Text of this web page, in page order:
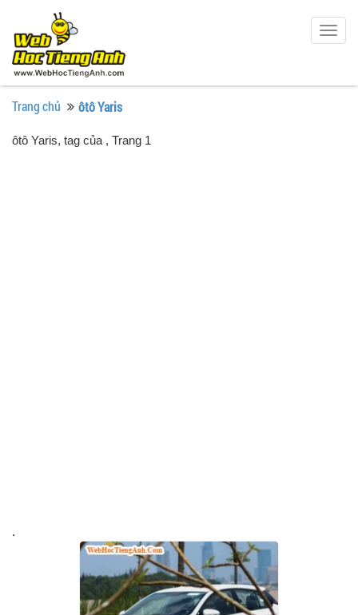
Trang chủ ôtô Yaris
ôtô Yaris, tag của , Trang 1
.